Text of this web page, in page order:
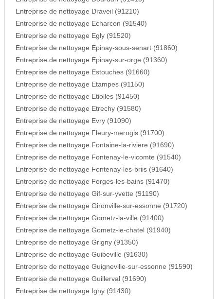
Entreprise de nettoyage Draveil (91210)
Entreprise de nettoyage Echarcon (91540)
Entreprise de nettoyage Egly (91520)
Entreprise de nettoyage Epinay-sous-senart (91860)
Entreprise de nettoyage Epinay-sur-orge (91360)
Entreprise de nettoyage Estouches (91660)
Entreprise de nettoyage Etampes (91150)
Entreprise de nettoyage Etiolles (91450)
Entreprise de nettoyage Etrechy (91580)
Entreprise de nettoyage Evry (91090)
Entreprise de nettoyage Fleury-merogis (91700)
Entreprise de nettoyage Fontaine-la-riviere (91690)
Entreprise de nettoyage Fontenay-le-vicomte (91540)
Entreprise de nettoyage Fontenay-les-briis (91640)
Entreprise de nettoyage Forges-les-bains (91470)
Entreprise de nettoyage Gif-sur-yvette (91190)
Entreprise de nettoyage Gironville-sur-essonne (91720)
Entreprise de nettoyage Gometz-la-ville (91400)
Entreprise de nettoyage Gometz-le-chatel (91940)
Entreprise de nettoyage Grigny (91350)
Entreprise de nettoyage Guibeville (91630)
Entreprise de nettoyage Guigneville-sur-essonne (91590)
Entreprise de nettoyage Guillerval (91690)
Entreprise de nettoyage Igny (91430)